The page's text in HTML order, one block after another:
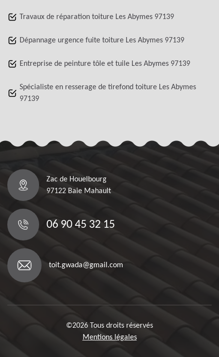
Travaux de réparation toiture Les Abymes 97139
Dépannage urgence fuite toiture Les Abymes 97139
Entreprise de peinture tôle et tuile Les Abymes 97139
Spécialiste en resserage de tirefond toiture Les Abymes
97139
Zac de Houelbourg
97122 Baie Mahault
06 90 45 32 15
toit.gwada@gmail.com
©2026 Tous droits réservés
Mentions légales